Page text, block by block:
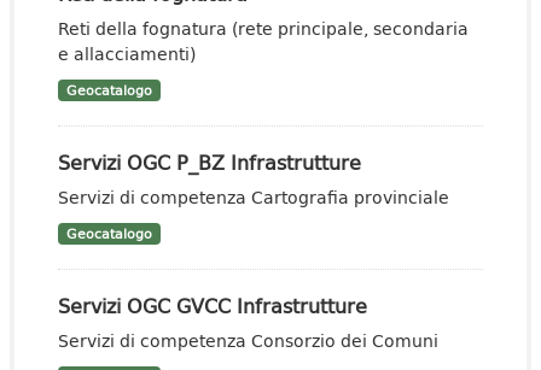
Reti della fognatura (rete principale, secondaria
e allacciamenti)
Geocatalogo
Servizi OGC P_BZ Infrastrutture
Servizi di competenza Cartografia provinciale
Geocatalogo
Servizi OGC GVCC Infrastrutture
Servizi di competenza Consorzio dei Comuni